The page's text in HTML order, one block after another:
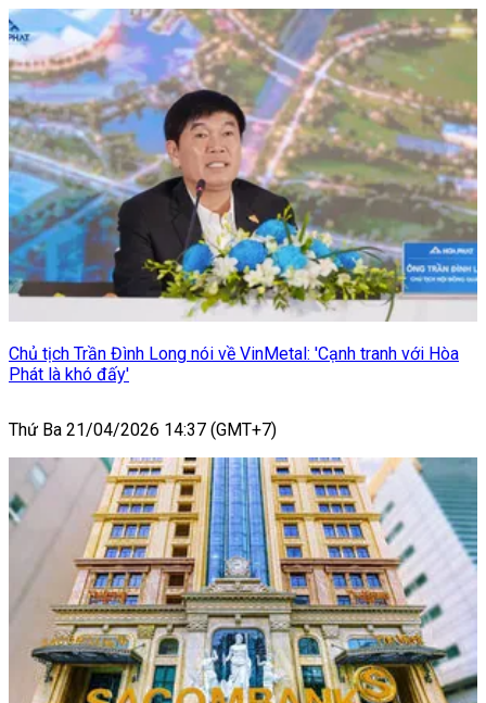
Chủ tịch Trần Đình Long nói về VinMetal: 'Cạnh tranh với Hòa
Phát là khó đấy'
Thứ Ba 21/04/2026 14:37 (GMT+7)